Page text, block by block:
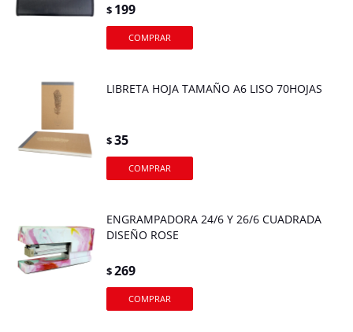
$ 199
LIBRETA HOJA TAMAÑO A6 LISO 70HOJAS
$35
ENGRAMPADORA 24/6 Y 26/6 CUADRADA
DISEÑO ROSE
$269